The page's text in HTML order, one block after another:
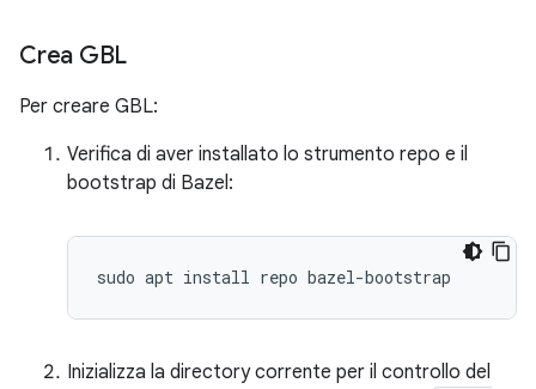
Crea GBL
Per creare GBL:
Verifica di aver installato lo strumento repo e il
bootstrap di Bazel:
Inizializza la directory corrente per il controllo del